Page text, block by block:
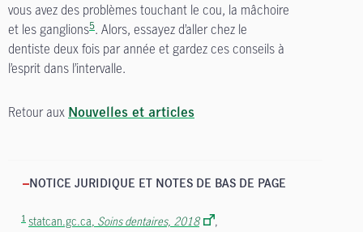
vous avez des problèmes touchant le cou, la mâchoire
et les ganglions5. Alors, essayez d’aller chez le
dentiste deux fois par année et gardez ces conseils à
l’esprit dans l’intervalle.
Retour aux Nouvelles et articles
NOTICE JURIDIQUE ET NOTES DE BAS DE PAGE
1 statcan.gc.ca, Soins dentaires, 2018
,